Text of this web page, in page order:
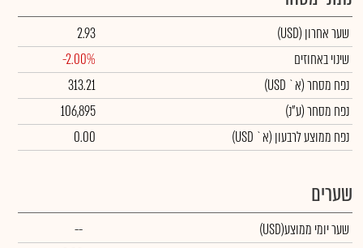
שער אחרון (USD)
2.93
שינוי באחוזים
-2.00%
נפח מסחר(א` USD)
313.21
נפח מסחר(ע"נ)
106,895
נפח ממוצע לרבעון (א` USD)
0.00
שערים
שער יומי ממוצע(USD)
--